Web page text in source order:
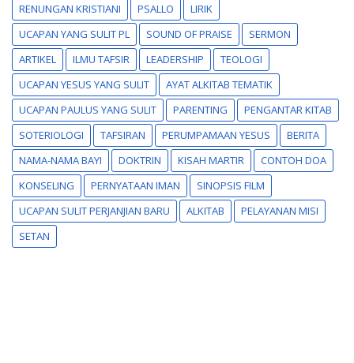
RENUNGAN KRISTIANI PSALLO
LIRIK
UCAPAN YANG SULIT PL
SOUND OF PRAISE
SERMON
ARTIKEL
ILMU TAFSIR LEADERSHIP
TEOLOGI
UCAPAN YESUS YANG SULIT
AYAT ALKITAB TEMATIK
UCAPAN PAULUS YANG SULIT
PARENTING
PENGANTAR KITAB
SOTERIOLOGI
TAFSIRAN PERUMPAMAAN YESUS
BERITA
NAMA-NAMA BAYI
DOKTRIN KISAH MARTIR
CONTOH DOA
KONSELING
PERNYATAAN IMAN
SINOPSIS FILM
UCAPAN SULIT PERJANJIAN BARU
ALKITAB
PELAYANAN MISI
SETAN